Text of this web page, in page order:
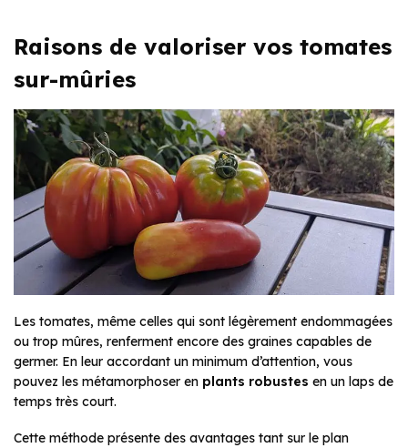
Raisons de valoriser vos tomates
sur-mûries
Les tomates, même celles qui sont légèrement endommagées
ou trop mûres, renferment encore des graines capables de
germer. En leur accordant un minimum d’attention, vous
pouvez les métamorphoser en plants robustes en un laps de
temps très court.
Cette méthode présente des avantages tant sur le plan